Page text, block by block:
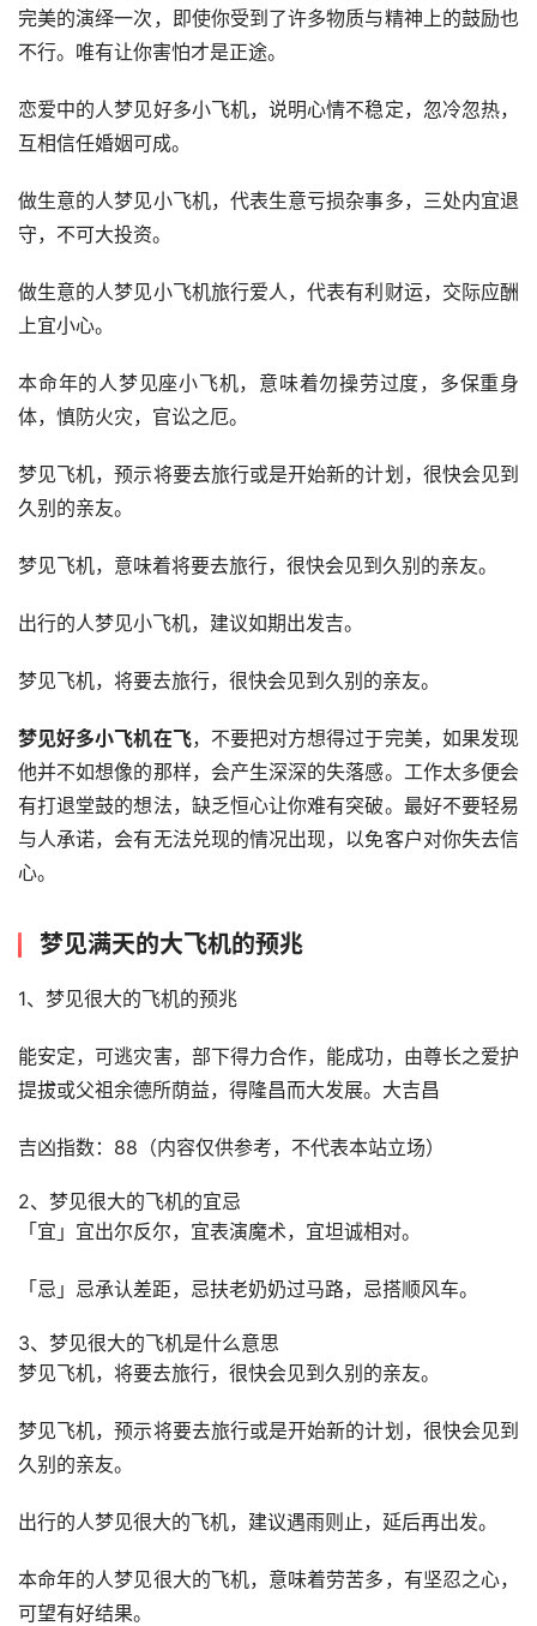
完美的演绎一次，即使你受到了许多物质与精神上的鼓励也
不行。唯有让你害怕才是正途。
恋爱中的人梦见好多小飞机，说明心情不稳定，忽冷忽热，
互相信任婚姻可成。
做生意的人梦见小飞机，代表生意亏损杂事多，三处内宜退
守，不可大投资。
做生意的人梦见小飞机旅行爱人，代表有利财运，交际应酬
上宜小心。
本命年的人梦见座小飞机，意味着勿操劳过度，多保重身
体，慎防火灾，官讼之厄。
梦见飞机，预示将要去旅行或是开始新的计划，很快会见到
久别的亲友。
梦见飞机，意味着将要去旅行，很快会见到久别的亲友。
出行的人梦见小飞机，建议如期出发吉。
梦见飞机，将要去旅行，很快会见到久别的亲友。
梦见好多小飞机在飞，不要把对方想得过于完美，如果发现
他并不如想像的那样，会产生深深的失落感。工作太多便会
有打退堂鼓的想法，缺乏恒心让你难有突破。最好不要轻易
与人承诺，会有无法兑现的情况出现，以免客户对你失去信
心。
梦见满天的大飞机的预兆
1、梦见很大的飞机的预兆
能安定，可逃灾害，部下得力合作，能成功，由尊长之爱护
提拔或父祖余德所荫益，得隆昌而大发展。大吉昌
吉凶指数：88（内容仅供参考，不代表本站立场）
2、梦见很大的飞机的宜忌
「宜」宜出尔反尔，宜表演魔术，宜坦诚相对。
「忌」忌承认差距，忌扶老奶奶过马路，忌搭顺风车。
3、梦见很大的飞机是什么意思
梦见飞机，将要去旅行，很快会见到久别的亲友。
梦见飞机，预示将要去旅行或是开始新的计划，很快会见到
久别的亲友。
出行的人梦见很大的飞机，建议遇雨则止，延后再出发。
本命年的人梦见很大的飞机，意味着劳苦多，有坚忍之心，
可望有好结果。